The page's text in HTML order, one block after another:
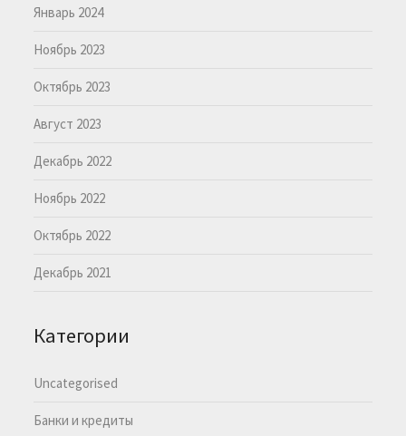
Январь 2024
Ноябрь 2023
Октябрь 2023
Август 2023
Декабрь 2022
Ноябрь 2022
Октябрь 2022
Декабрь 2021
Категории
Uncategorised
Банки и кредиты